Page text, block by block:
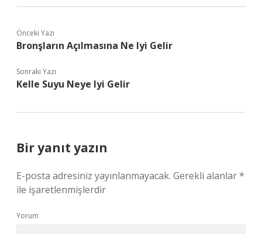
Önceki Yazı
Bronşların Açılmasına Ne Iyi Gelir
Sonraki Yazı
Kelle Suyu Neye Iyi Gelir
Bir yanıt yazın
E-posta adresiniz yayınlanmayacak. Gerekli alanlar*
ile işaretlenmişlerdir
Yorum